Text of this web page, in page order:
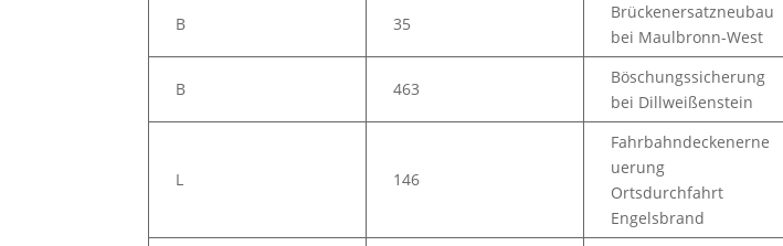
B 35
Brückenersatzneubau
bei Maulbronn-West
B 463
Böschungssicherung
bei Dillweißenstein
L 146
Fahrbahndeckenerne
uerung
Ortsdurchfahrt
Engelsbrand